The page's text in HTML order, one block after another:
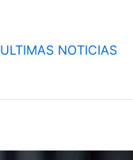
ULTIMAS NOTICIAS